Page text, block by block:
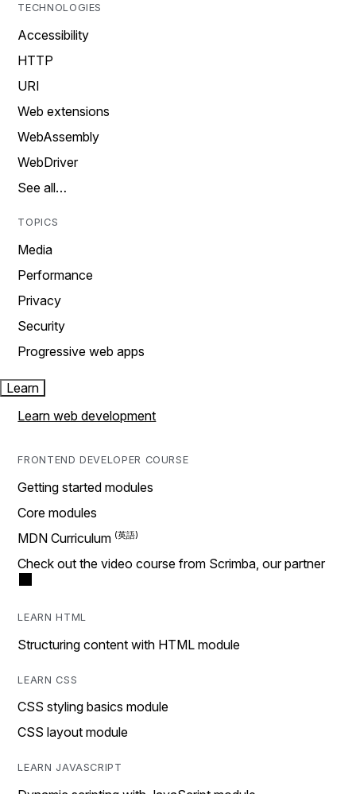
TECHNOLOGIES
Accessibility
HTTP
URI
Web extensions
WebAssembly
WebDriver
See all…
TOPICS
Media
Performance
Privacy
Security
Progressive web apps
Learn
Learn web development
FRONTEND DEVELOPER COURSE
Getting started modules
Core modules
MDN Curriculum
Check out the video course from Scrimba, our partner
LEARN HTML
Structuring content with HTML module
LEARN CSS
CSS styling basics module
CSS layout module
LEARN JAVASCRIPT